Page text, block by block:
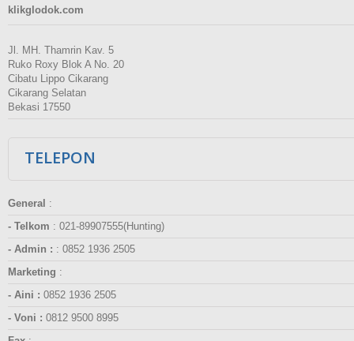
klikglodok.com
Jl. MH. Thamrin Kav. 5
Ruko Roxy Blok A No. 20
Cibatu Lippo Cikarang
Cikarang Selatan
Bekasi 17550
TELEPON
General :
- Telkom : 021-89907555(Hunting)
- Admin : : 0852 1936 2505
Marketing :
- Aini : 0852 1936 2505
- Voni : 0812 9500 8995